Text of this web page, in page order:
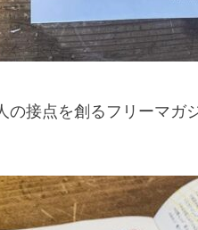
の接点を創るフリーマ